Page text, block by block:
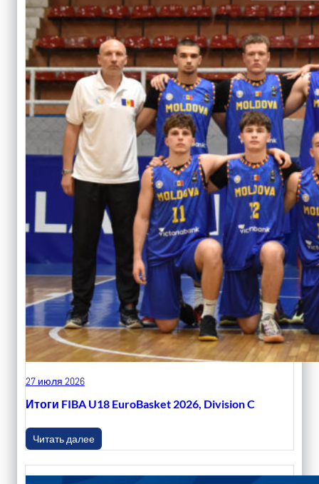
27 июля 2026
Итоги FIBA U18 EuroBasket 2026, Division C
Читать далее